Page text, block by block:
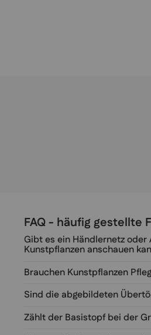
FAQ - häufig gestellte
Gibt es ein Händlernetz
Kunstpflanzen anschauen
Brauchen Kunstpflanzen
Sind die abgebildeten
Zählt der Basistopf bei der